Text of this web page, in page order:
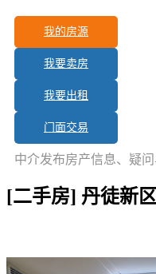
更新房源：
中介发布房产信息、疑
我的房源
我要卖房
我要出租
门面交易
[二手房] 丹徒新